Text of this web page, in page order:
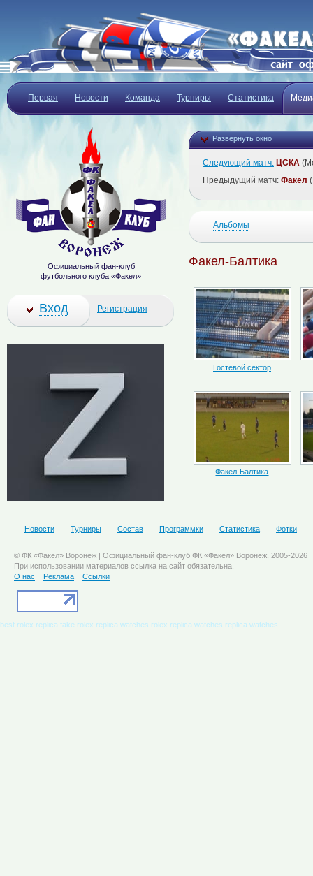
Первая Новости Команда Турниры Статистика
Развернуть окно
Следующий матч: ЦСКА
Предыдущий матч: Факел
Альбомы
Факел-Балтика
Гостевой сектор
Факел-Балтика
Официальный фан-клуб
футбольного клуба «Факел»
Вход Регистрация
Новости Турниры Состав Программки Статистика Фотки
© ФК «Факел» Воронеж | Официальный фан-клуб ФК «Факел» Воронеж, 2005-2026
При использовании материалов ссылка на сайт обязательна.
О нас
Реклама Ссылки
best rolex replica fake rolex replica watches rolex replica watches replica watches